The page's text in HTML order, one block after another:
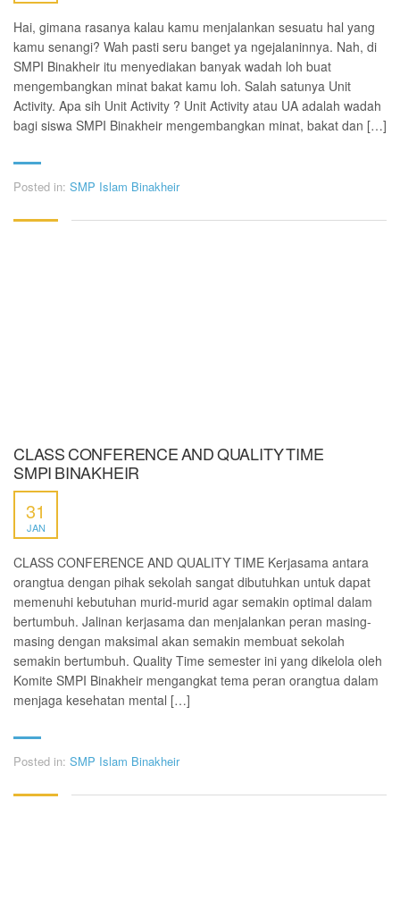
Hai, gimana rasanya kalau kamu menjalankan sesuatu hal yang
kamu senangi? Wah pasti seru banget ya ngejalaninnya. Nah, di
SMPI Binakheir itu menyediakan banyak wadah loh buat
mengembangkan minat bakat kamu loh. Salah satunya Unit
Activity. Apa sih Unit Activity ? Unit Activity atau UA adalah wadah
bagi siswa SMPI Binakheir mengembangkan minat, bakat dan […]
Posted in: SMP Islam Binakheir
CLASS CONFERENCE AND QUALITY TIME
SMPI BINAKHEIR
31
JAN
CLASS CONFERENCE AND QUALITY TIME Kerjasama antara
orangtua dengan pihak sekolah sangat dibutuhkan untuk dapat
memenuhi kebutuhan murid-murid agar semakin optimal dalam
bertumbuh. Jalinan kerjasama dan menjalankan peran masing-
masing dengan maksimal akan semakin membuat sekolah
semakin bertumbuh. Quality Time semester ini yang dikelola oleh
Komite SMPI Binakheir mengangkat tema peran orangtua dalam
menjaga kesehatan mental […]
Posted in: SMP Islam Binakheir